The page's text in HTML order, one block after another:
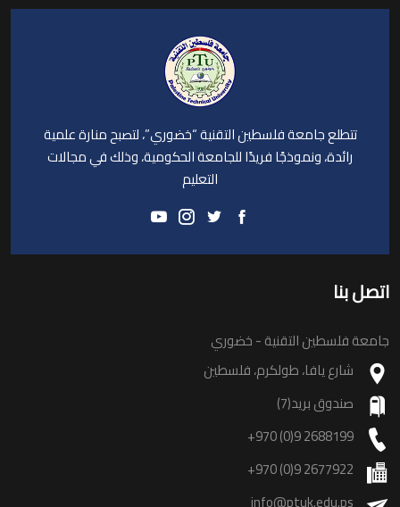
تتطلع جامعة فلسطين التقنية “خضوري”، لتصبح منارة علمية
رائدة، ونموذجًا فريدًا للجامعة الحكومية، وذلك في مجالات
التعليم
اتصل بنا
جامعة فلسطين التقنية - خضوري
شارع يافا، طولكرم، فلسطين
صندوق بريد(7)
+970 (0)9 2688199
+970 (0)9 2677922